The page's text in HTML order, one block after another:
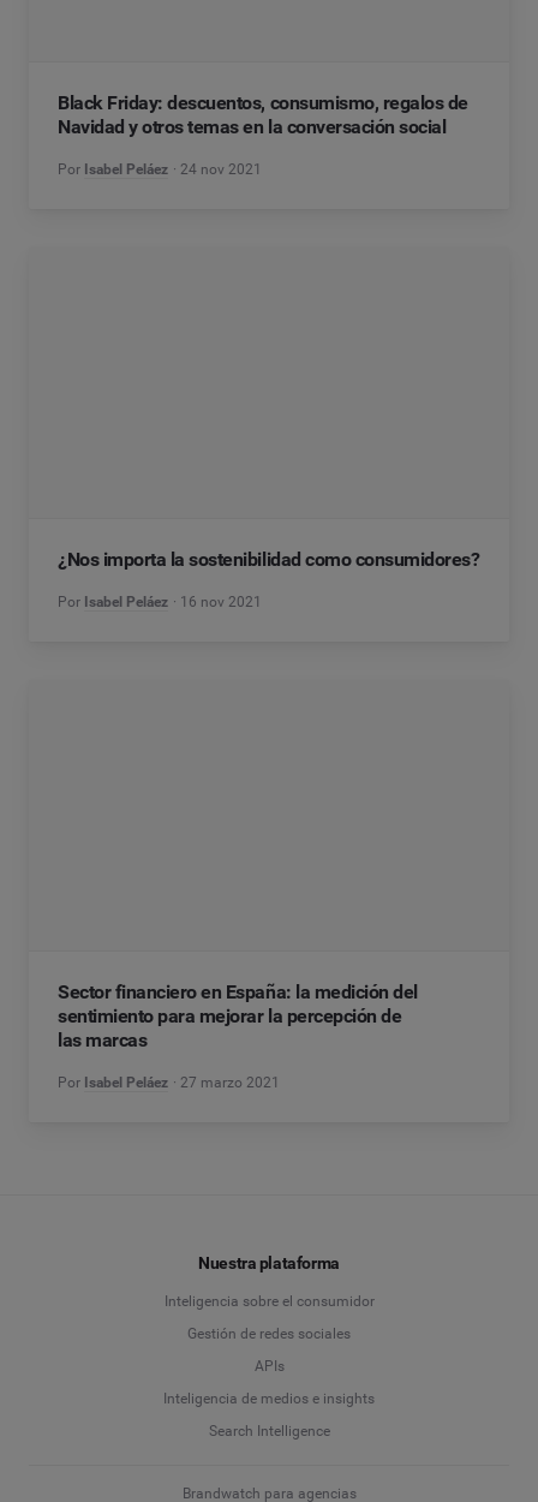
Black Friday: descuentos, consumismo, regalos de
Navidad y otros temas en la conversación social
Por Isabel Peláez 24 nov 2021
¿Nos importa la sostenibilidad como consumidores?
Por Isabel Peláez 16 nov 2021
Sector financiero en España: la medición del
sentimiento para mejorar la percepción de
las marcas
Por Isabel Peláez 27 marzo 2021
Nuestra plataforma
Inteligencia sobre el consumidor
Gestión de redes sociales
APIs
Inteligencia de medios e insights
Search Intelligence
Brandwatch para agencias